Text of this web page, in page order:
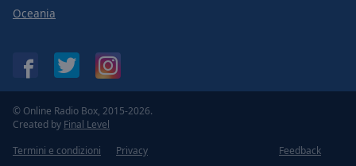
Oceania
© Online Radio Box, 2015-2026.
Created by Final Level
Termini e condizioni
Privacy Feedback